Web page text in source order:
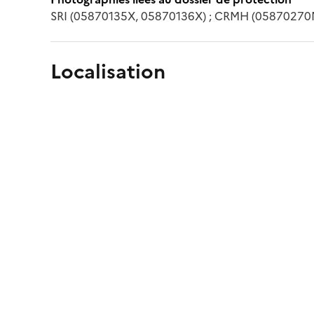
SRI (05870135X, 05870136X) ; CRMH
Localisation